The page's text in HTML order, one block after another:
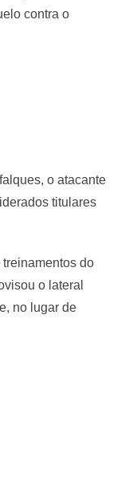
contra o
o atacante
titulares
do
o lateral
no lugar de